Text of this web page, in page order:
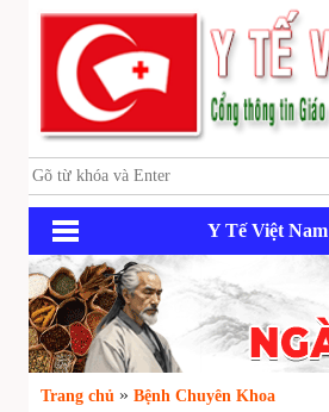
Y Tế Việt Nam
Trang chủ » Bệnh Chuyên Khoa